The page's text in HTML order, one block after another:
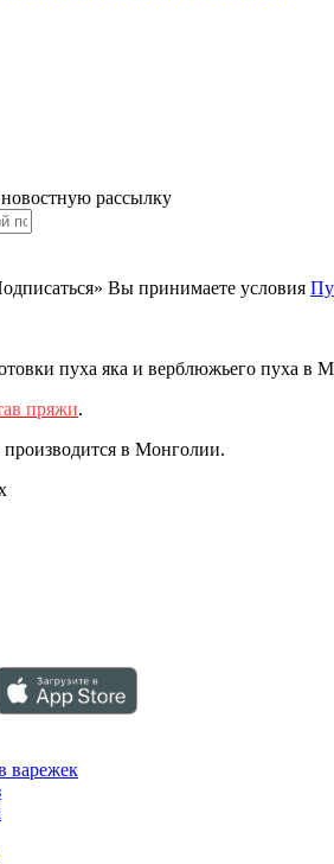
рассылку
Вы принимаете условия
пуха яка и верблюжьего пуха в
пряжи.
в Монголии.
варежек